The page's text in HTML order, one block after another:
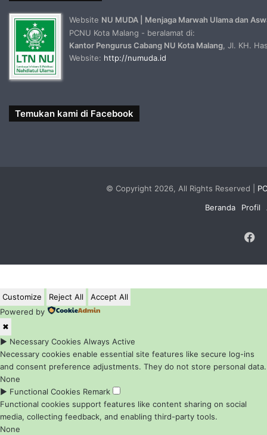
Website NU MUDA | Menjaga Marwah Ulama dan
PCNU Kota Malang - beralamat di:
Kantor Pengurus Cabang NU Kota Malang, Jl. KH.
Website: http://numuda.id
Temukan kami di Facebook
© Copyright 2026, All Rights Reserved |
Beranda
Profil
Customize Reject All
Accept All
Powered by
✖
► Necessary Cookies Always Active
Necessary cookies enable essential site features like secure log-ins
and consent preference adjustments. They do not store personal data.
None
► Functional Cookies Remark
Functional cookies support features like content sharing on social
media, collecting feedback, and enabling third-party tools.
None